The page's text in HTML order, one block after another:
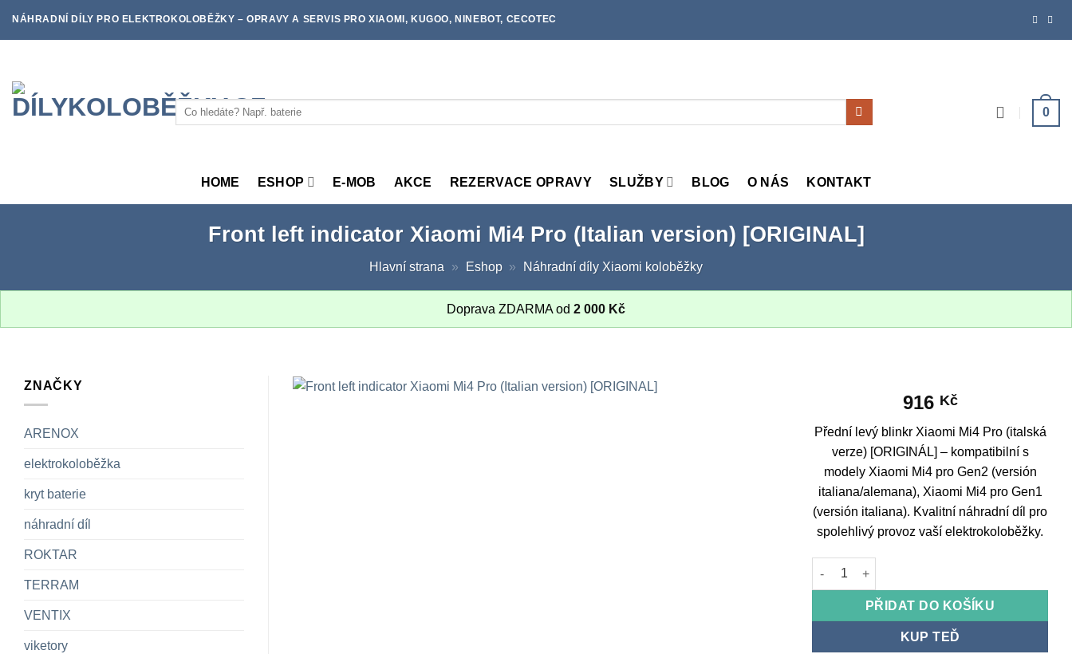
NÁHRADNÍ DÍLY PRO ELEKTROKOLOBĚŽKY – OPRAVY A SERVIS PRO XIAOMI, KUGOO, NINEBOT, CECOTEC
Hledat: 0
HOME ESHOP E-MOB AKCE REZERVACE OPRAVY SLUŽBY BLOG O NÁS KONTAKT
Front left indicator Xiaomi Mi4 Pro (Italian version) [ORIGINAL]
Hlavní strana » Eshop » Náhradní díly Xiaomi koloběžky
Doprava ZDARMA od 2 000 Kč
ZNAČKY
ARENOX
elektrokoloběžka
kryt baterie
náhradní díl
ROKTAR
TERRAM
VENTIX
viketory
916 Kč
Přední levý blinkr Xiaomi Mi4 Pro (italská
verze) [ORIGINÁL] – kompatibilní s
modely Xiaomi Mi4 pro Gen2 (versión
italiana/alemana), Xiaomi Mi4 pro Gen1
(versión italiana). Kvalitní náhradní díl pro
spolehlivý provoz vaší elektrokoloběžky.
Front left indicator Xiaomi Mi4 Pro (Italian
PŘIDAT DO KOŠÍKU
KUP TEĎ